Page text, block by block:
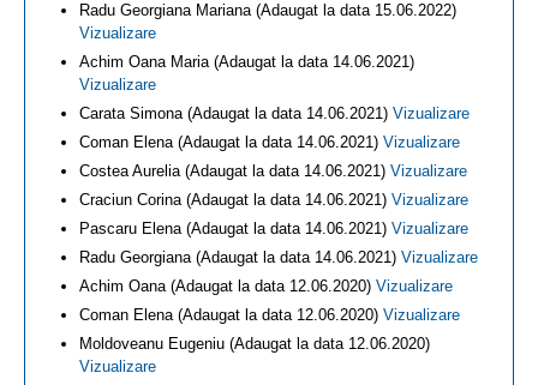
Radu Georgiana Mariana (Adaugat la data 15.06.2022)
Vizualizare
Achim Oana Maria (Adaugat la data 14.06.2021)
Vizualizare
Carata Simona (Adaugat la data 14.06.2021) Vizualizare
Coman Elena (Adaugat la data 14.06.2021) Vizualizare
Costea Aurelia (Adaugat la data 14.06.2021) Vizualizare
Craciun Corina (Adaugat la data 14.06.2021) Vizualizare
Pascaru Elena (Adaugat la data 14.06.2021) Vizualizare
Radu Georgiana (Adaugat la data 14.06.2021) Vizualizare
Achim Oana (Adaugat la data 12.06.2020) Vizualizare
Coman Elena (Adaugat la data 12.06.2020) Vizualizare
Moldoveanu Eugeniu (Adaugat la data 12.06.2020)
Vizualizare